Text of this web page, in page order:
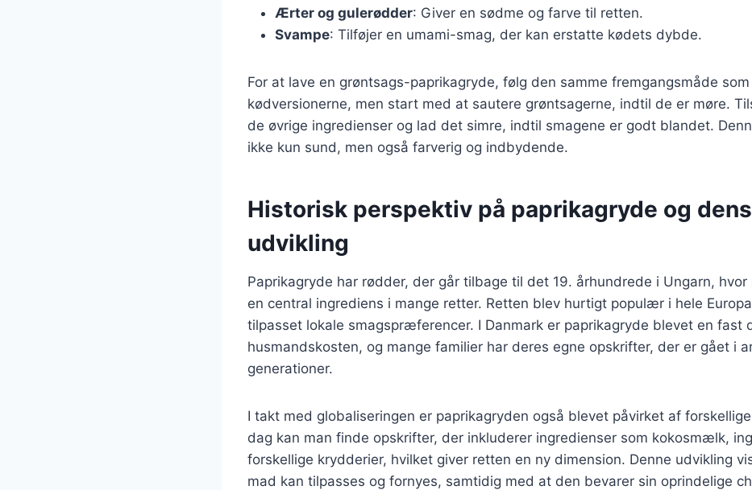
Ærter og gulerødder: Giver en sødme og farve til retten.
Svampe: Tilføjer en umami-smag, der kan erstatte kødets dybde.
For at lave en grøntsags-paprikagryde, følg den samme fremgangsmåde som
kødversionerne, men start med at sautere grøntsagerne, indtil de er møre.
de øvrige ingredienser og lad det simre, indtil smagene er godt blandet.
ikke kun sund, men også farverig og indbydende.
Historisk perspektiv på paprikagryde og dens
udvikling
Paprikagryde har rødder, der går tilbage til det 19. århundrede i Ungarn, hvor
en central ingrediens i mange retter. Retten blev hurtigt populær i hele
tilpasset lokale smagspræferencer. I Danmark er paprikagryde blevet en fast
husmandskosten, og mange familier har deres egne opskrifter, der er gået i
generationer.
I takt med globaliseringen er paprikagryden også blevet påvirket af
dag kan man finde opskrifter, der inkluderer ingredienser som kokosmælk,
forskellige krydderier, hvilket giver retten en ny dimension. Denne udvikling
mad kan tilpasses og fornyes, samtidig med at den bevarer sin oprindelige